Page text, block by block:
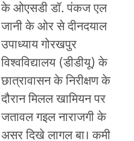
के ओएसडी डॉ. पंकज एल
जानी के ओर से दीनदयाल
उपाध्याय गोरखपुर
विश्वविद्यालय (डीडीयू) के
छात्रावासन के निरीक्षण के
दौरान मिलल खामियन पर
जतावल गइल नाराजगी के
असर दिखे लागल बा। कमी